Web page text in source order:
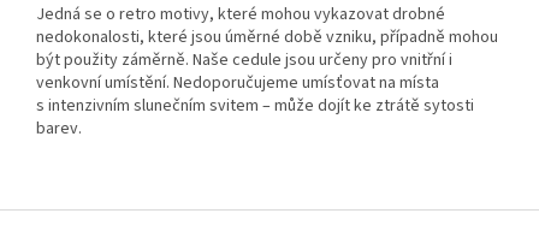
Jedná se o retro motivy, které mohou vykazovat drobné
nedokonalosti, které jsou úměrné době vzniku, případně mohou
být použity záměrně. Naše cedule jsou určeny pro vnitřní i
venkovní umístění. Nedoporučujeme umísťovat na místa
s intenzivním slunečním svitem – může dojít ke ztrátě sytosti
barev.